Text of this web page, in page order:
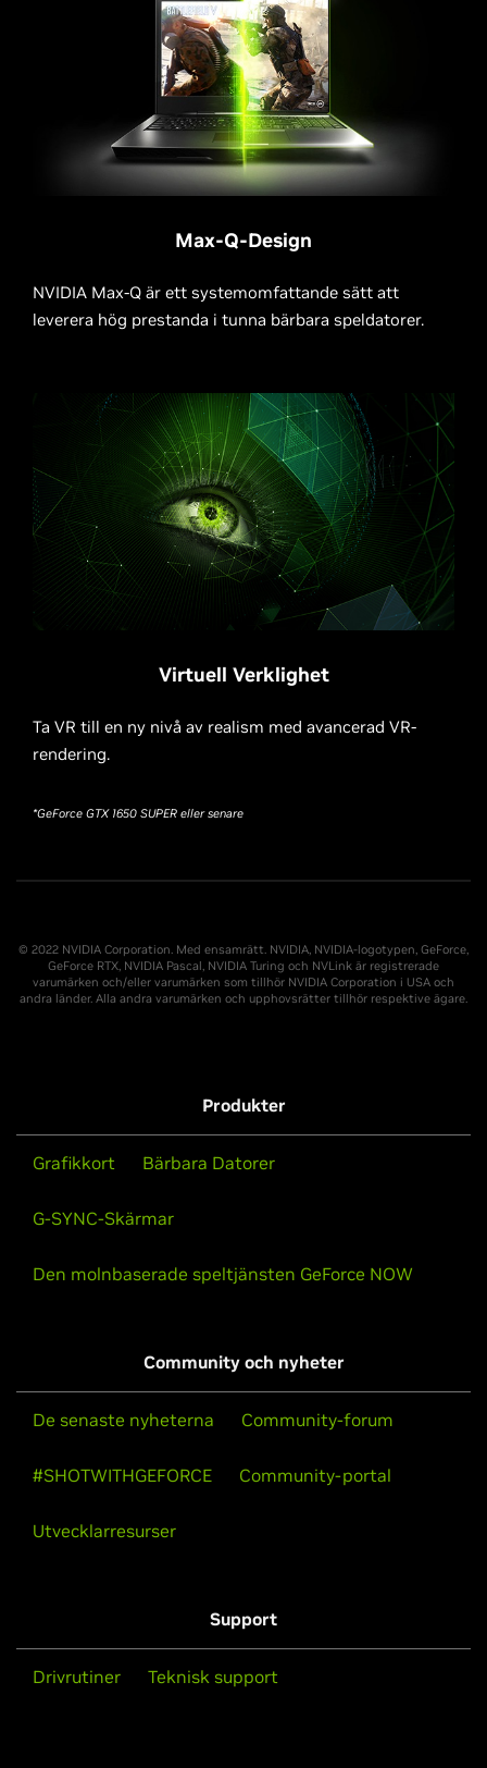
Max-Q-Design
NVIDIA Max-Q är ett systemomfattande sätt att
leverera hög prestanda i tunna bärbara speldatorer.
Virtuell Verklighet
Ta VR till en ny nivå av realism med avancerad VR-
rendering.
*GeForce GTX 1650 SUPER eller senare
© 2022 NVIDIA Corporation. Med ensamrätt. NVIDIA, NVIDIA-logotypen, GeForce,
GeForce RTX, NVIDIA Pascal, NVIDIA Turing och NVLink är registrerade
varumärken och/eller varumärken som tillhör NVIDIA Corporation i USA och
andra länder. Alla andra varumärken och upphovsrätter tillhör respektive ägare.
Produkter
Grafikkort Bärbara Datorer
G-SYNC-Skärmar
Den molnbaserade speltjänsten GeForce NOW
Community och nyheter
De senaste nyheterna Community-forum
#SHOTWITHGEFORCE Community-portal
Utvecklarresurser
Support
Drivrutiner Teknisk support